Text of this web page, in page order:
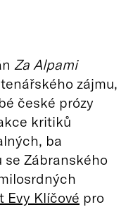
Za Alpami
zájmu,
české prózy
kritiků
ba
Zábranského
Evy Klíčové pro